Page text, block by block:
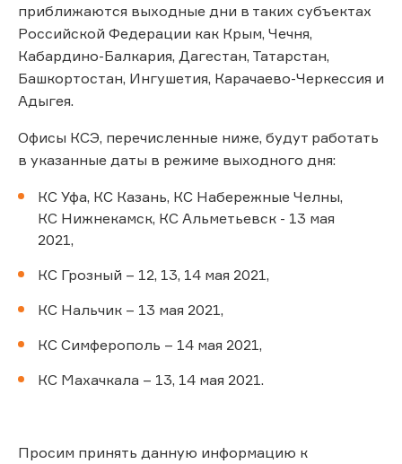
приближаются выходные дни в таких субъектах
Российской Федерации как Крым, Чечня,
Кабардино-Балкария, Дагестан, Татарстан,
Башкортостан, Ингушетия, Карачаево-Черкессия и
Адыгея.
Офисы КСЭ, перечисленные ниже, будут работать
в указанные даты в режиме выходного дня:
КС Уфа, КС Казань, КС Набережные Челны,
КС Нижнекамск, КС Альметьевск - 13 мая
2021,
КС Грозный – 12, 13, 14 мая 2021,
КС Нальчик – 13 мая 2021,
КС Симферополь – 14 мая 2021,
КС Махачкала – 13, 14 мая 2021.
Просим принять данную информацию к